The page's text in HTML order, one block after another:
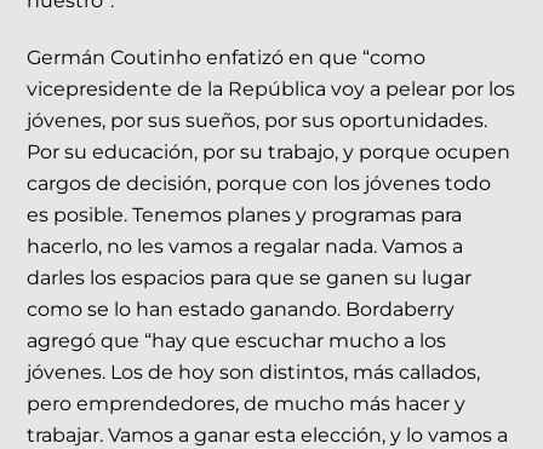
Germán Coutinho enfatizó en que “como
vicepresidente de la República voy a pelear por los
jóvenes, por sus sueños, por sus oportunidades.
Por su educación, por su trabajo, y porque ocupen
cargos de decisión, porque con los jóvenes todo
es posible. Tenemos planes y programas para
hacerlo, no les vamos a regalar nada. Vamos a
darles los espacios para que se ganen su lugar
como se lo han estado ganando. Bordaberry
agregó que “hay que escuchar mucho a los
jóvenes. Los de hoy son distintos, más callados,
pero emprendedores, de mucho más hacer y
trabajar. Vamos a ganar esta elección, y lo vamos a